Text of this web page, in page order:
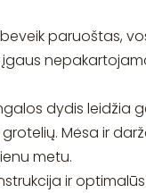
paruoštas,
dydis leidžia
Mėsa ir
metu.
ir